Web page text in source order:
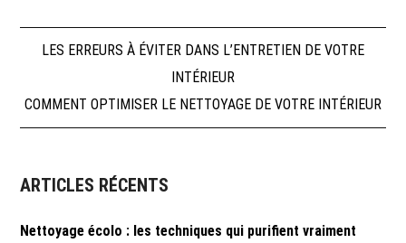
Navigation
de
LES ERREURS À ÉVITER DANS L’ENTRETIEN DE VOTRE
INTÉRIEUR
COMMENT OPTIMISER LE NETTOYAGE DE VOTRE INTÉRIEUR
ARTICLES RÉCENTS
Nettoyage écolo : les techniques qui purifient vraiment